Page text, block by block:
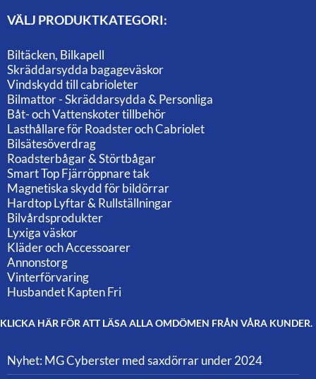
VÄLJ PRODUKTKATEGORI:
Biltäcken, Bilkapell
Skräddarsydda bagageväskor
Vindskydd till cabrioleter
Bilmattor - Skräddarsydda & Personliga
Båt- och Vattenskoter tillbehör
Lasthållare för Roadster och Cabriolet
Bilsätesöverdrag
Roadsterbågar & Störtbågar
Smart Top Fjärröppnare tak
Magnetiska skydd för bildörrar
Hardtop Lyftar & Rullställningar
Bilvårdsprodukter
Lyxiga väskor
Kläder och Accessoarer
Annonstorg
Vinterförvaring
Husbandet Kapten Fri
KLICKA HÄR FÖR ATT LÄSA ALLA OMDÖMEN FRÅN VÅRA KUNDER.
Nyhet: MG Cyberster med saxdörrar under 2024